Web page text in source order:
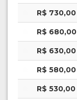
R$ 730,00
R$ 680,00
R$ 630,00
R$ 580,00
R$ 530,00